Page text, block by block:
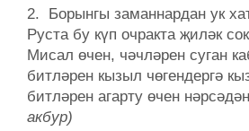
2. Борынгы заманнардан ук
Руста бу күп очракта җиләк
Мисал өчен, чәчләрен суган
битләрен кызыл чөгендергә
битләрен агарту өчен
акбур)